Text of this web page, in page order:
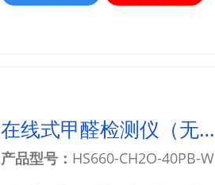
在线式甲醛检测仪（无线）
产品型号： HS660-CH2O-40PB-W